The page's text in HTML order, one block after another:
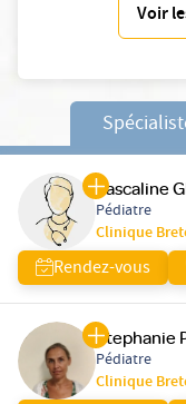
Voir
Pascaline
Pédiatre
Clinique
Rendez-vous
Stephanie
Pédiatre
Clinique